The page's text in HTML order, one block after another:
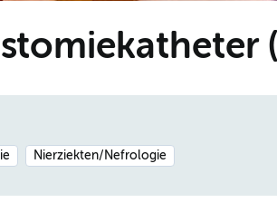
Nierziekten/Nefrologie